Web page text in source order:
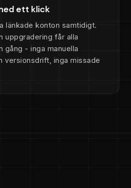
ett klick
länkade konton samtidigt.
uppgradering får alla
gång - inga manuella
versionsdrift, inga missade